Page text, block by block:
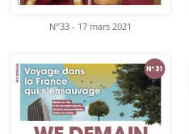
N°33 - 17 mars 2021